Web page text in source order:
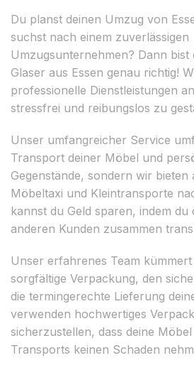
Du planst deinen Umzug von
suchst nach einem zuverlässigen
Umzugsunternehmen? Dann
Glaser aus Essen genau richtig!
professionelle Dienstleistungen
stressfrei und reibungslos zu
Unser umfangreicher Service
Transport deiner Möbel und
Gegenstände, sondern wir bieten
Möbeltaxi und Kleintransporte
kannst du Geld sparen, indem du
anderen Kunden zusammen
Unser erfahrenes Team
sorgfältige Verpackung, den
die termingerechte Lieferung
verwenden hochwertiges
sicherzustellen, dass deine
Transports keinen Schaden